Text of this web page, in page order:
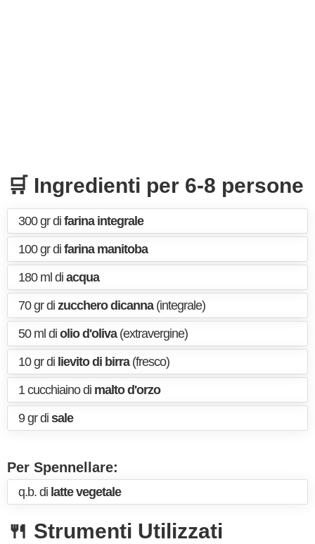
🛒 Ingredienti per 6-8 persone
300 gr di farina integrale
100 gr di farina manitoba
180 ml di acqua
70 gr di zucchero dicanna(integrale)
50 ml di olio d'oliva(extravergine)
10 gr di lievito di birra(fresco)
1 cucchiaino di malto d'orzo
9 gr di sale
Per Spennellare:
q.b. di latte vegetale
🍴 Strumenti Utilizzati